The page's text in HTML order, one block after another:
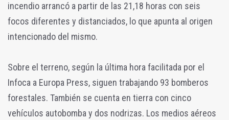
incendio arrancó a partir de las 21,18 horas con seis
focos diferentes y distanciados, lo que apunta al origen
intencionado del mismo.
Sobre el terreno, según la última hora facilitada por el
Infoca a Europa Press, siguen trabajando 93 bomberos
forestales. También se cuenta en tierra con cinco
vehículos autobomba y dos nodrizas. Los medios aéreos